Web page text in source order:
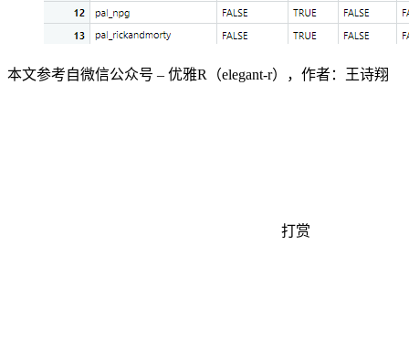
本文参考自微信公众号 – 优雅R（elegant-r），作者：王诗翔
打赏